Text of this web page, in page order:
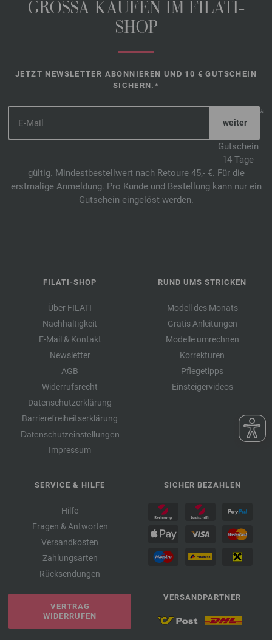
GROSSA KAUFEN IM FILATI-
SHOP
JETZT NEWSLETTER ABONNIEREN UND 10 € GUTSCHEIN
SICHERN.*
*
Gutschein
14 Tage
gültig. Mindestbestellwert nach Retoure 45,- €. Für die
erstmalige Anmeldung. Pro Kunde und Bestellung kann nur ein
Gutschein eingelöst werden.
FILATI-SHOP
Über FILATI
Nachhaltigkeit
E-Mail & Kontakt
Newsletter
AGB
Widerrufsrecht
Datenschutzerklärung
Barrierefreiheitserklärung
Datenschutzeinstellungen
Impressum
RUND UMS STRICKEN
Modell des Monats
Gratis Anleitungen
Modelle umrechnen
Korrekturen
Pflegetipps
Einsteigervideos
SERVICE & HILFE
Hilfe
Fragen & Antworten
Versandkosten
Zahlungsarten
Rücksendungen
VERTRAG
WIDERRUFEN
SICHER BEZAHLEN
VERSANDPARTNER